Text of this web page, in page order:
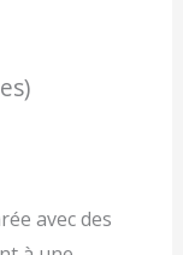
avec des